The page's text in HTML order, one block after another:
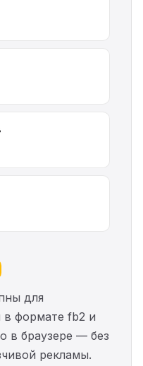
для
в формате fb2 и
в браузере — без
рекламы.